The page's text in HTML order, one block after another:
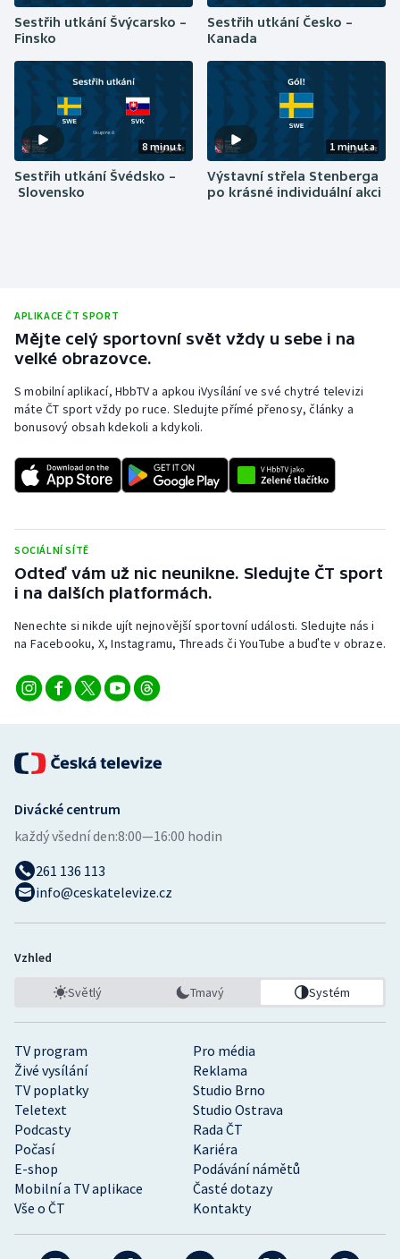
Sestřih utkání Švýcarsko –
Finsko
Sestřih utkání Česko –
Kanada
8 minut
Sestřih utkání Švédsko –
Slovensko
1 minuta
Výstavní střela Stenberga
po krásné individuální akci
APLIKACE ČT SPORT
Mějte celý sportovní svět vždy u sebe i na
velké obrazovce.
S mobilní aplikací, HbbTV a apkou iVysílání ve své chytré televizi
máte ČT sport vždy po ruce. Sledujte přímé přenosy, články a
bonusový obsah kdekoli a kdykoli.
SOCIÁLNÍ SÍTĚ
Odteď vám už nic neunikne. Sledujte ČT sport
i na dalších platformách.
Nenechte si nikde ujít nejnovější sportovní události. Sledujte nás i
na Facebooku, X, Instagramu, Threads či YouTube a buďte v obraze.
TV program
Pro média
Živé vysílání
Reklama
TV poplatky
Studio Brno
Teletext
Studio Ostrava
Podcasty
Rada ČT
Počasí
Kariéra
E-shop
Podávání námětů
Mobilní a TV aplikace
Časté dotazy
Vše o ČT
Kontakty
Divácké centrum
každý všední den:8:00—16:00 hodin
261 136 113
info@ceskatelevize.cz
Vzhled
Světlý Tmavý Systém